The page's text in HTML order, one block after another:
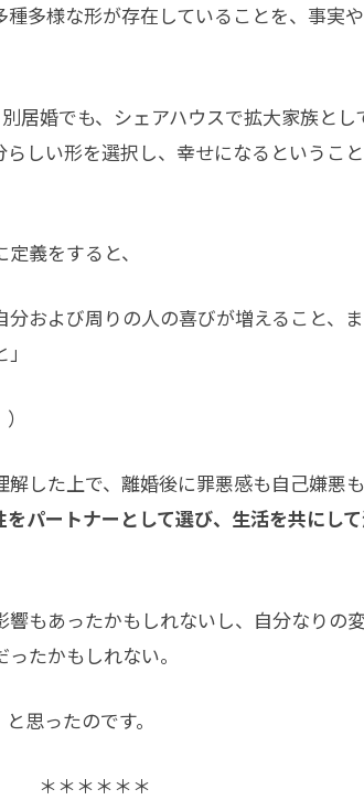
多様な形が存在していることを、事実
居婚でも、シェアハウスで拡大家族とし
しい形を選択し、幸せになるというこ
義をすると、
分および周りの人の喜びが増えること、
した上で、離婚後に罪悪感も自己嫌悪
をパートナーとして選び、生活を共にして
もあったかもしれないし、自分なりの
たかもしれない。
思ったのです。
＊＊＊＊＊＊